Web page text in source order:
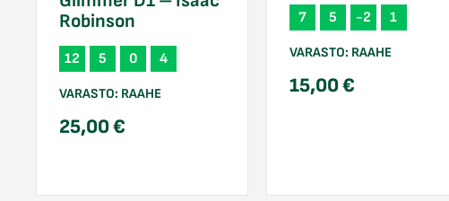
Robinson
12 5 0 4
VARASTO: RAAHE
25,00€
7 5 -2 1
VARASTO: RAAHE
15,00€